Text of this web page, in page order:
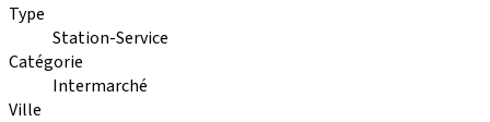
Type
Station-Service
Catégorie
Intermarché
Ville